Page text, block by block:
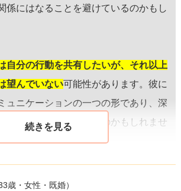
係にはなることを避けているのかもし
自分の行動を共有したいが、それ以上
望んでいない可能性があります。彼に
ュニケーションの一つの形であり、深
り取りには興味がないのかもしれませ
、どう接したらいいかわかっていない
33歳・女性・既婚）